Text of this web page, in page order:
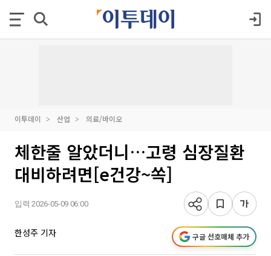
이투데이 산업 의료/바이오
체한줄 알았더니…고령 심장질환
대비하려면[e건강~쏙]
입력 2026-05-09 06:00
한성주 기자 구글 선호매체 추가